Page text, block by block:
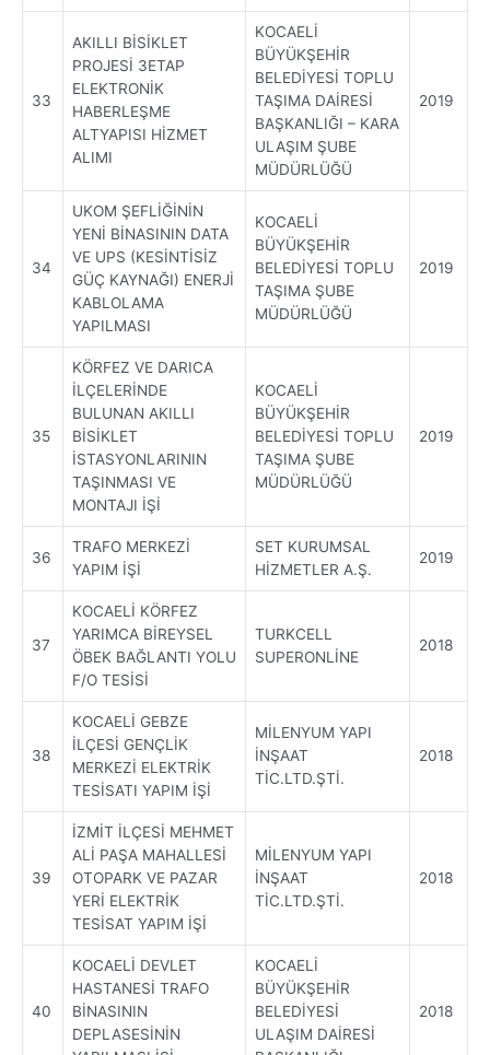
33
AKILLI BİSİKLET
PROJESİ 3ETAP
ELEKTRONİK
HABERLEŞME
ALTYAPISI HİZMET
ALIMI
KOCAELİ
BÜYÜKŞEHİR
BELEDİYESİ TOPLU
TAŞIMA DAİRESİ
BAŞKANLIĞI – KARA
ULAŞIM ŞUBE
MÜDÜRLÜĞÜ
2019
34
UKOM ŞEFLİĞİNİN
YENİ BİNASININ DATA
VE UPS (KESİNTİSİZ
GÜÇ KAYNAĞI) ENERJİ
KABLOLAMA
YAPILMASI
KOCAELİ
BÜYÜKŞEHİR
BELEDİYESİ TOPLU
TAŞIMA ŞUBE
MÜDÜRLÜĞÜ
2019
35
KÖRFEZ VE DARICA
İLÇELERİNDE
BULUNAN AKILLI
BİSİKLET
İSTASYONLARININ
TAŞINMASI VE
MONTAJI İŞİ
KOCAELİ
BÜYÜKŞEHİR
BELEDİYESİ TOPLU
TAŞIMA ŞUBE
MÜDÜRLÜĞÜ
2019
36
TRAFO MERKEZİ
YAPIM İŞİ
SET KURUMSAL
HİZMETLER A.Ş.
2019
37
KOCAELİ KÖRFEZ
YARIMCA BİREYSEL
ÖBEK BAĞLANTI YOLU
F/O TESİSİ
TURKCELL
SUPERONLİNE
2018
38
KOCAELİ GEBZE
İLÇESİ GENÇLİK
MERKEZİ ELEKTRİK
TESİSATI YAPIM İŞİ
MİLENYUM YAPI
İNŞAAT
TİC.LTD.ŞTİ.
2018
39
İZMİT İLÇESİ MEHMET
ALİ PAŞA MAHALLESİ
OTOPARK VE PAZAR
YERİ ELEKTRİK
TESİSAT YAPIM İŞİ
MİLENYUM YAPI
İNŞAAT
TİC.LTD.ŞTİ.
2018
40
KOCAELİ DEVLET
HASTANESİ TRAFO
BİNASININ
DEPLASESİNİN
KOCAELİ
BÜYÜKŞEHİR
BELEDİYESİ
ULAŞIM DAİRESİ
2018